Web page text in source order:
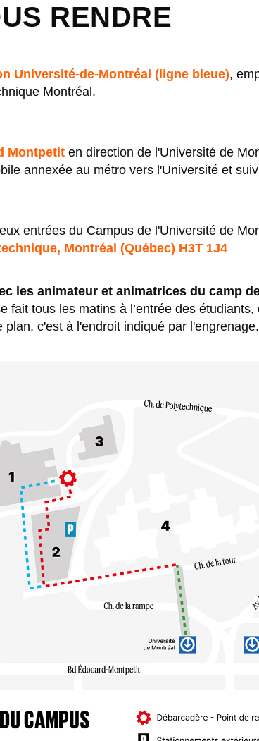
RENDRE
Université-de-Montréal (ligne bleue),
Montréal.
Montpetit en direction de l'Université de
annexée au métro vers l'Université et
entrées du Campus de l'Université de
Montréal (Québec) H3T 1J4
les animateur et animatrices du camp
fait tous les matins à l’entrée des
plan, c'est à l'endroit indiqué par l'engrenage.